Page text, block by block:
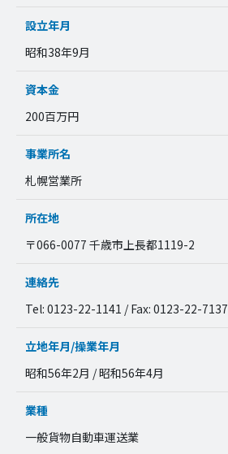
設立年月
昭和38年9月
資本金
200百万円
事業所名
札幌営業所
所在地
〒066-0077 千歳市上長都1119-2
連絡先
Tel: 0123-22-1141 / Fax: 0123-22-7137
立地年月/操業年月
昭和56年2月 / 昭和56年4月
業種
一般貨物自動車運送業